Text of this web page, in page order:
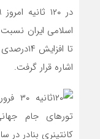
اسلامی ایران
اشاره قرار گرفت.